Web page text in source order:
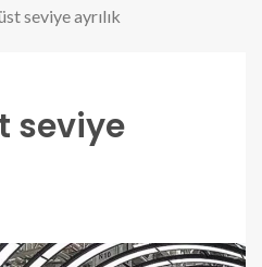
seviye ayrılık
seviye